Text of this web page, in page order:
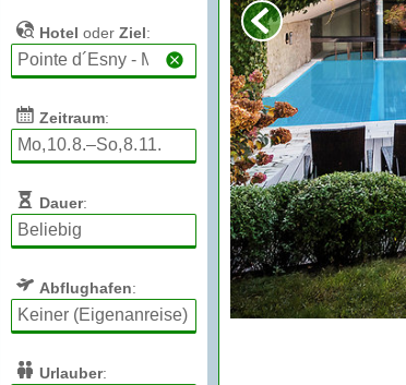
Hotel oder Ziel:
Zeitraum:
Dauer:
Abflughafen:
Urlauber: